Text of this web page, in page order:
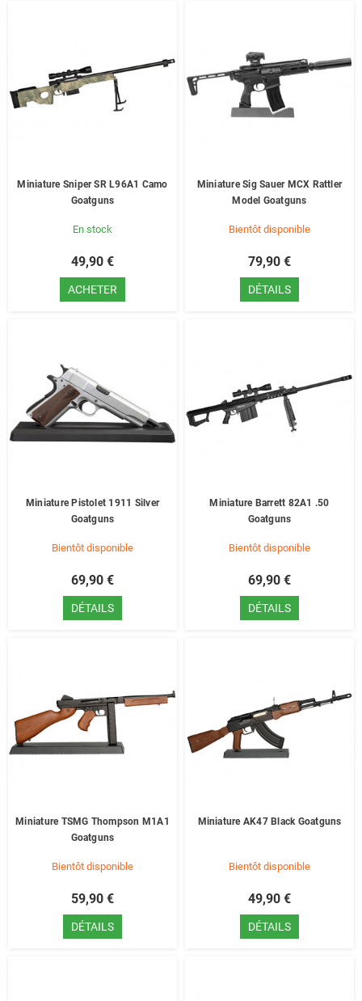
Miniature Sniper SR L96A1 Camo
Goatguns
En stock
49,90 €
ACHETER
Miniature Sig Sauer MCX Rattler
Model Goatguns
Bientôt disponible
79,90 €
DÉTAILS
Miniature Pistolet 1911 Silver
Goatguns
Bientôt disponible
69,90 €
DÉTAILS
Miniature Barrett 82A1 .50
Goatguns
Bientôt disponible
69,90 €
DÉTAILS
Miniature TSMG Thompson M1A1
Goatguns
Bientôt disponible
59,90 €
DÉTAILS
Miniature AK47 Black Goatguns
Bientôt disponible
49,90 €
DÉTAILS